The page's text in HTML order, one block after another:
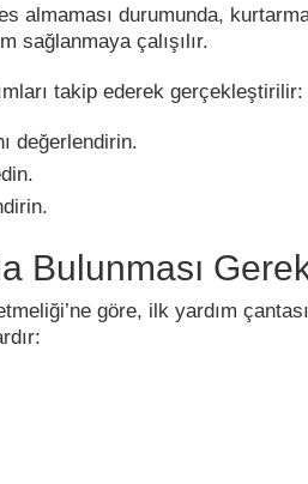
almaması durumunda,
sağlanmaya çalışılır.
takip ederek gerçekleştirilir:
değerlendirin.
Bulunması
göre, ilk yardım